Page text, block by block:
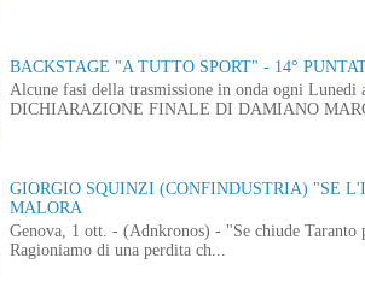
BACKSTAGE "A TUTTO SPORT" - 14°
Alcune fasi della trasmissione in onda ogni
DICHIARAZIONE FINALE DI DAMIANO
GIORGIO SQUINZI (CONFINDUSTRIA) "SE
MALORA
Genova, 1 ott. - (Adnkronos) - "Se chiude Taranto
Ragioniamo di una perdita ch...